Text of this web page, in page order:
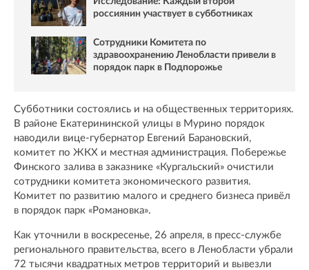
россиянин участвует в субботниках
Сотрудники Комитета по
здравоохранению Ленобласти привели в
порядок парк в Подпорожье
Субботники состоялись и на общественных территориях.
В районе Екатерининской улицы в Мурино порядок
наводили вице-губернатор Евгений Барановский,
комитет по ЖКХ и местная администрация. Побережье
Финского залива в заказнике «Кургальский» очистили
сотрудники комитета экономического развития.
Комитет по развитию малого и среднего бизнеса привёл
в порядок парк «Романовка».
Как уточнили в воскресенье, 26 апреля, в пресс-службе
регионального правительства, всего в Ленобласти убрали
72 тысячи квадратных метров территорий и вывезли